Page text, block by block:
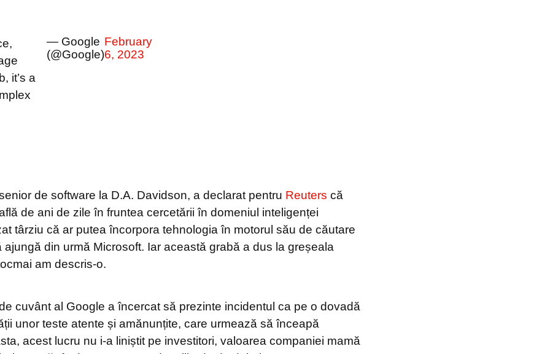
it’s a
— Google
(@Google)
February
6, 2023
de software la D.A. Davidson, a declarat pentru Reuters că
de ani de zile în fruntea cercetării în domeniul inteligenței
târziu că ar putea încorpora tehnologia în motorul său de căutare
ajungă din urmă Microsoft. Iar această grabă a dus la greșeala
am descris-o.
cuvânt al Google a încercat să prezinte incidentul ca pe o dovadă
unor teste atente și amănunțite, care urmează să înceapă
acest lucru nu i-a liniștit pe investitori, valoarea companiei mamă